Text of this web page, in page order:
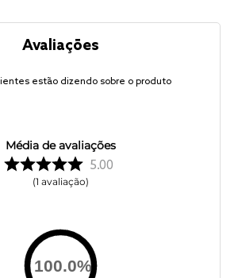
Avaliações
estão dizendo sobre o produto
Média de avaliações
5.00
1 avaliação
100.0%